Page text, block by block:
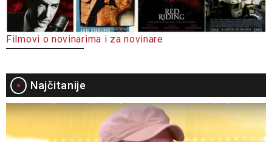
Filmovi o novinarima i za novinare
Najčitanije